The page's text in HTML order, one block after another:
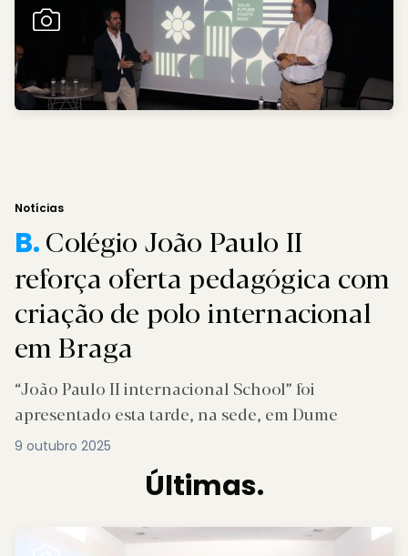
Notícias
B.Colégio João Paulo II
reforça oferta pedagógica com
criação de polo internacional
em Braga
“João Paulo II internacional School” foi
apresentado esta tarde, na sede, em Dume
9 outubro 2025
Últimas.